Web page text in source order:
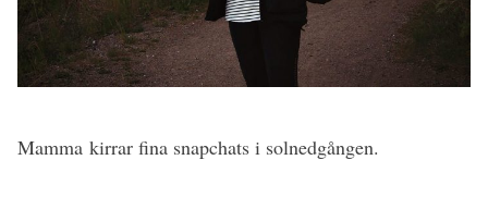
Mamma kirrar fina snapchats i solnedgången.